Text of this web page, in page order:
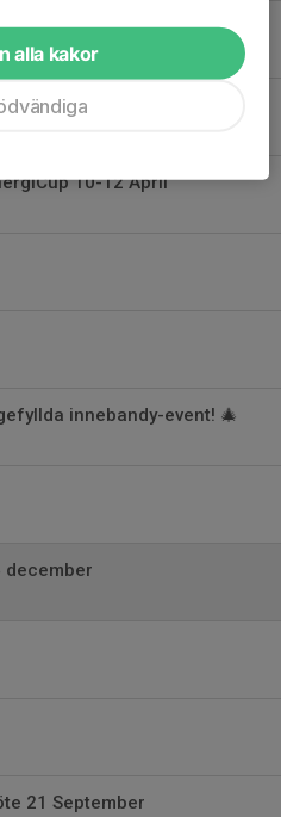
och Mattider - MälarEnergi
10-12 April
innebandy-event! 🎄
december
21 September
alla kakor